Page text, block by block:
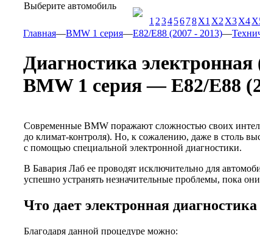
Выберите автомобиль
1 2345678X1 X2 X3X4
Главная—BMW 1 серия—E82/E88 (2007 - 2013)—
Диагностика
BMW 1 серия — E82/E88
Современные BMW поражают сложностью своих
до климат-контроля). Но, к сожалению, даже в столь
с помощью специальной электронной диагностики.
В Бавария Лаб ее проводят исключительно для
успешно устранять незначительные проблемы, пока
Что дает электронная диагностика
Благодаря данной процедуре можно: